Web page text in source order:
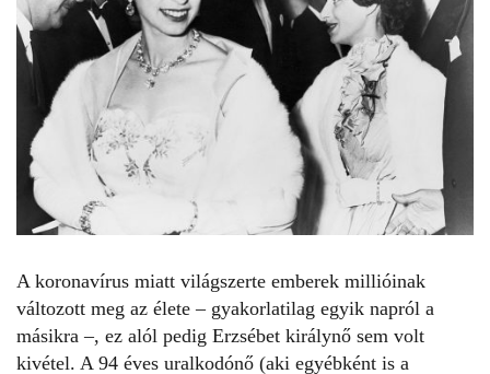
A koronavírus miatt világszerte emberek millióinak
változott meg az élete – gyakorlatilag egyik napról a
másikra –, ez alól pedig Erzsébet királynő sem volt
kivétel. A 94 éves uralkodónő (aki egyébként is a